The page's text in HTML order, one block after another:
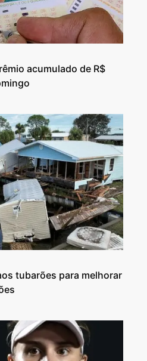
acumulado de R$
tubarões para melhorar